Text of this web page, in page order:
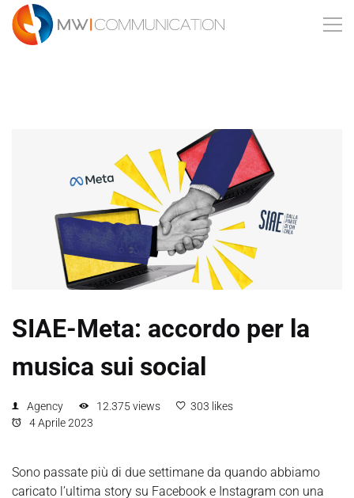
SIAE-Meta: accordo per la
musica sui social
Agency 12.375 views
303 likes
4 Aprile 2023
Sono passate più di due settimane da quando abbiamo
caricato l’ultima story su Facebook e Instagram con una